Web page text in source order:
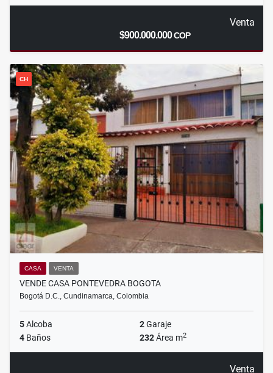
Venta
$900.000.000COP
CH
CASA VENTA
VENDE CASA PONTEVEDRA BOGOTA
Bogotá D.C., Cundinamarca, Colombia
5Alcoba 2Garaje
4 Baños 232Área m2
Venta